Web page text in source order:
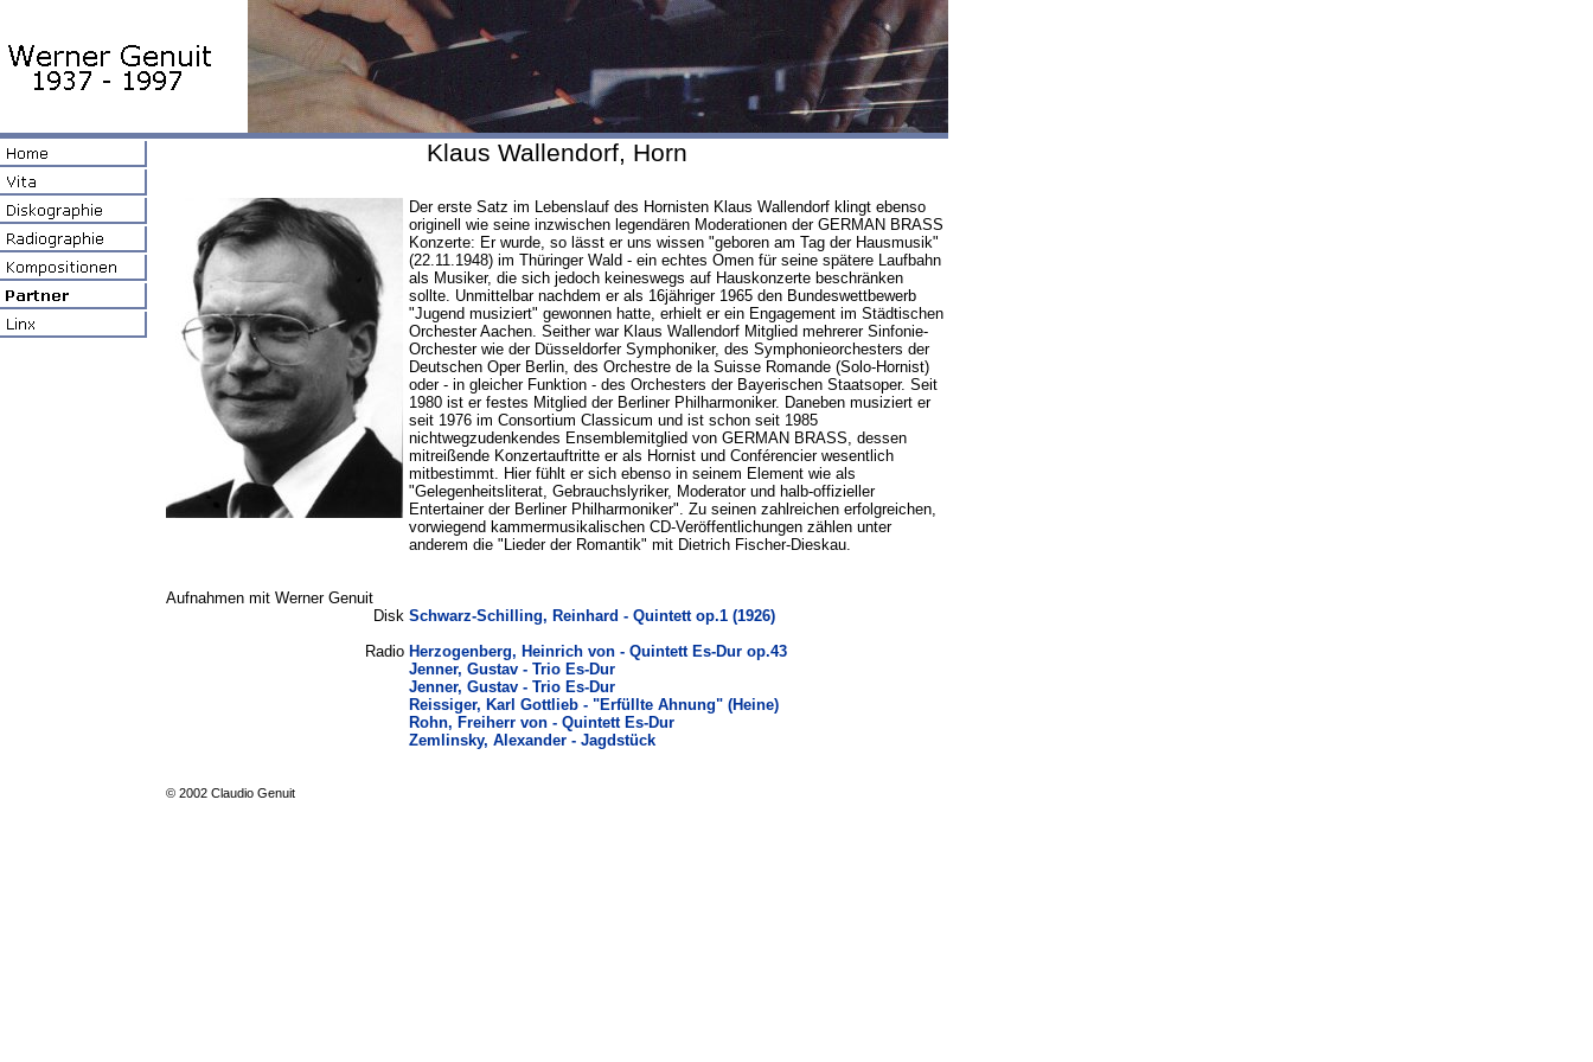
Klaus Wallendorf, Horn
Der erste Satz im Lebenslauf des Hornisten Klaus Wallendorf klingt ebenso
originell wie seine inzwischen legendären Moderationen der GERMAN BRASS
Konzerte: Er wurde, so lässt er uns wissen "geboren am Tag der Hausmusik"
(22.11.1948) im Thüringer Wald - ein echtes Omen für seine spätere Laufbahn
als Musiker, die sich jedoch keineswegs auf Hauskonzerte beschränken
sollte. Unmittelbar nachdem er als 16jähriger 1965 den Bundeswettbewerb
"Jugend musiziert" gewonnen hatte, erhielt er ein Engagement im Städtischen
Orchester Aachen. Seither war Klaus Wallendorf Mitglied mehrerer Sinfonie-
Orchester wie der Düsseldorfer Symphoniker, des Symphonieorchesters der
Deutschen Oper Berlin, des Orchestre de la Suisse Romande (Solo-Hornist)
oder - in gleicher Funktion - des Orchesters der Bayerischen Staatsoper. Seit
1980 ist er festes Mitglied der Berliner Philharmoniker. Daneben musiziert er
seit 1976 im Consortium Classicum und ist schon seit 1985
nichtwegzudenkendes Ensemblemitglied von GERMAN BRASS, dessen
mitreißende Konzertauftritte er als Hornist und Conférencier wesentlich
mitbestimmt. Hier fühlt er sich ebenso in seinem Element wie als
"Gelegenheitsliterat, Gebrauchslyriker, Moderator und halb-offizieller
Entertainer der Berliner Philharmoniker". Zu seinen zahlreichen erfolgreichen,
vorwiegend kammermusikalischen CD-Veröffentlichungen zählen unter
anderem die "Lieder der Romantik" mit Dietrich Fischer-Dieskau.
Aufnahmen mit Werner Genuit
Disk Schwarz-Schilling, Reinhard - Quintett op.1 (1926)
Radio Herzogenberg, Heinrich von - Quintett Es-Dur op.43
Jenner, Gustav - Trio Es-Dur
Jenner, Gustav - Trio Es-Dur
Reissiger, Karl Gottlieb - "Erfüllte Ahnung" (Heine)
Rohn, Freiherr von - Quintett Es-Dur
Zemlinsky, Alexander - Jagdstück
© 2002 Claudio Genuit